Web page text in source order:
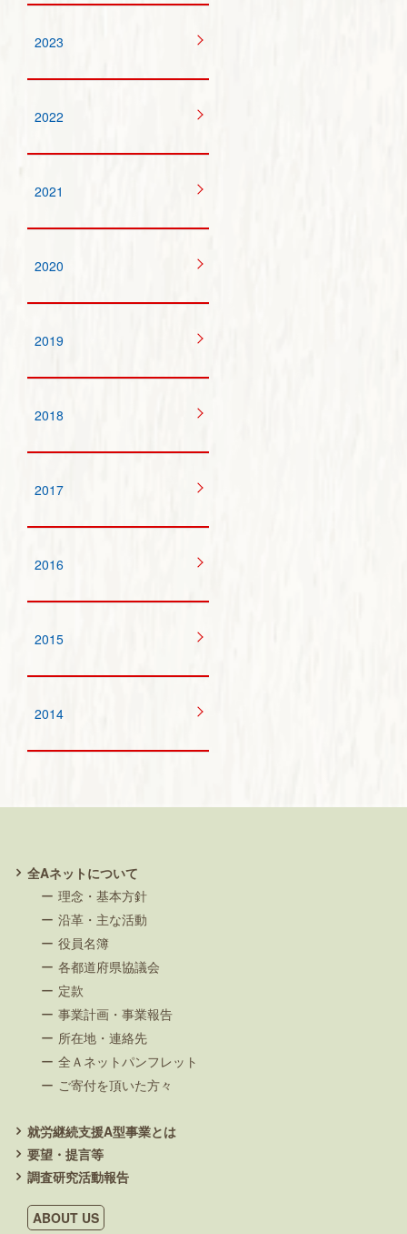
2023
2022
2021
2020
2019
2018
2017
2016
2015
2014
全Aネットについて
理念・基本方針
沿革・主な活動
役員名簿
各都道府県協議会
定款
事業計画・事業報告
所在地・連絡先
全Ａネットパンフレット
ご寄付を頂いた方々
就労継続支援A型事業とは
要望・提言等
調査研究活動報告
ABOUT US